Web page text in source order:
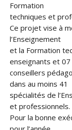
Formation
techniques et
Ce projet vise à
l’Enseignement
et la Formation
enseignants et 07
conseillers
dans au moins 41
spécialités de
et professionnels.
Pour la bonne